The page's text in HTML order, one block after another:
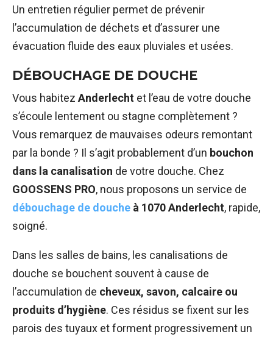
Un entretien régulier permet de prévenir
l’accumulation de déchets et d’assurer une
évacuation fluide des eaux pluviales et usées.
DÉBOUCHAGE DE DOUCHE
Vous habitez Anderlecht et l’eau de votre douche
s’écoule lentement ou stagne complètement ?
Vous remarquez de mauvaises odeurs remontant
par la bonde ? Il s’agit probablement d’un bouchon
dans la canalisation de votre douche. Chez
GOOSSENS PRO, nous proposons un service de
débouchage de douche à 1070 Anderlecht, rapide,
soigné.
Dans les salles de bains, les canalisations de
douche se bouchent souvent à cause de
l’accumulation de cheveux, savon, calcaire ou
produits d’hygiène. Ces résidus se fixent sur les
parois des tuyaux et forment progressivement un